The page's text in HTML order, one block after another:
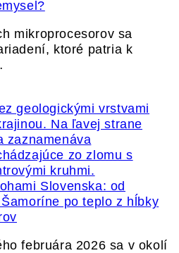
mikroprocesorov sa
ktoré patria k
Slovenska: od
po teplo z hĺbky
februára 2026 sa v okolí